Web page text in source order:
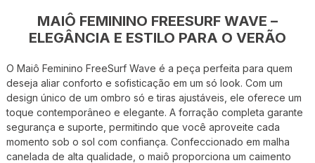
MAIÔ FEMININO FREESURF WAVE –
ELEGÂNCIA E ESTILO PARA O VERÃO
O Maiô Feminino FreeSurf Wave é a peça perfeita para quem
deseja aliar conforto e sofisticação em um só look. Com um
design único de um ombro só e tiras ajustáveis, ele oferece um
toque contemporâneo e elegante. A forração completa garante
segurança e suporte, permitindo que você aproveite cada
momento sob o sol com confiança. Confeccionado em malha
canelada de alta qualidade, o maiô proporciona um caimento